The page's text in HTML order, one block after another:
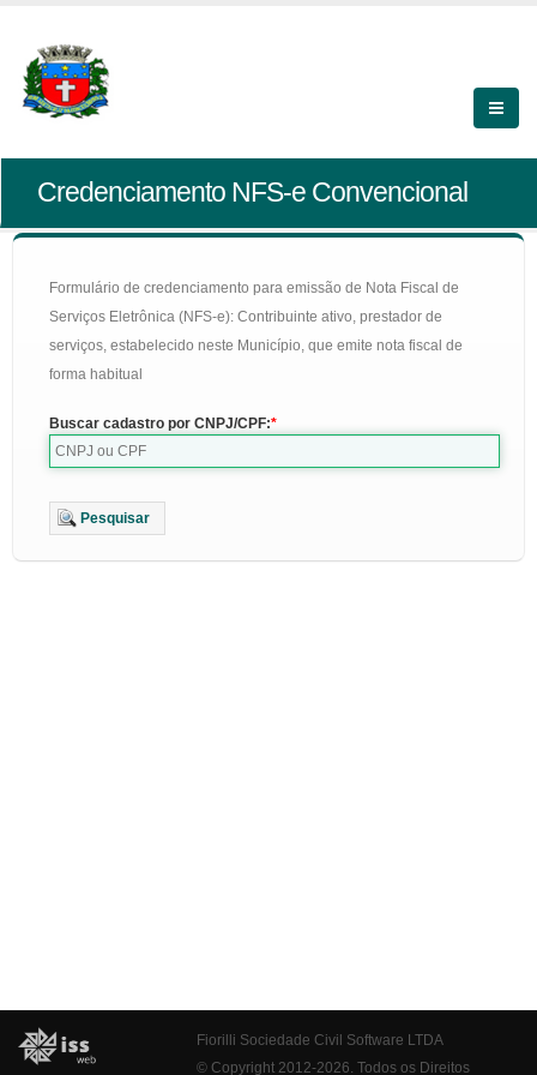
Credenciamento NFS-e Convencional
Formulário de credenciamento para emissão de Nota Fiscal de
Serviços Eletrônica (NFS-e): Contribuinte ativo, prestador de
serviços, estabelecido neste Município, que emite nota fiscal de
forma habitual
Buscar cadastro por CNPJ/CPF:
Pesquisar
Fiorilli Sociedade Civil Software LTDA
© Copyright 2012-2026. Todos os Direitos